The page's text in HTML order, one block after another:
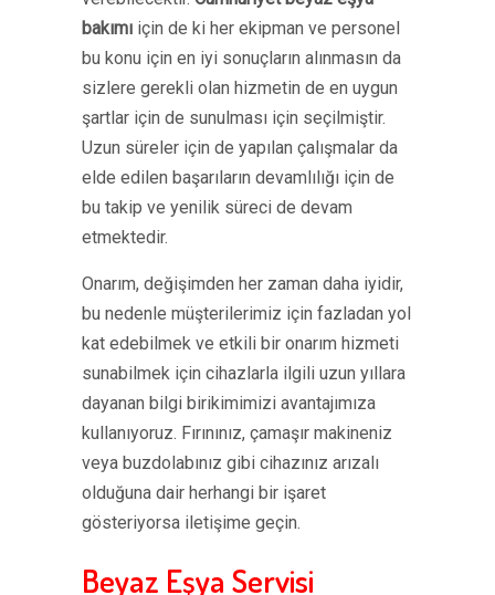
bakımı için de ki her ekipman ve personel
bu konu için en iyi sonuçların alınmasın da
sizlere gerekli olan hizmetin de en uygun
şartlar için de sunulması için seçilmiştir.
Uzun süreler için de yapılan çalışmalar da
elde edilen başarıların devamlılığı için de
bu takip ve yenilik süreci de devam
etmektedir.
Onarım, değişimden her zaman daha iyidir,
bu nedenle müşterilerimiz için fazladan yol
kat edebilmek ve etkili bir onarım hizmeti
sunabilmek için cihazlarla ilgili uzun yıllara
dayanan bilgi birikimimizi avantajımıza
kullanıyoruz. Fırınınız, çamaşır makineniz
veya buzdolabınız gibi cihazınız arızalı
olduğuna dair herhangi bir işaret
gösteriyorsa iletişime geçin.
Beyaz Eşya Servisi